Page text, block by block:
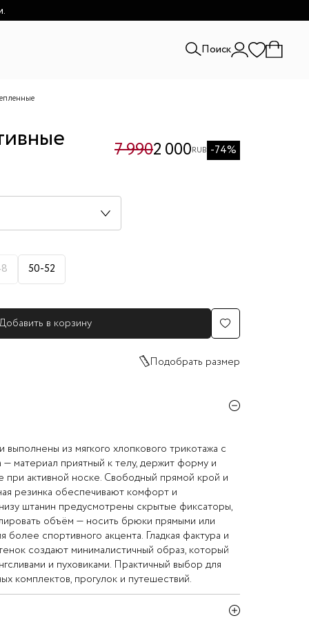
Поиск
7 9902 000RUB -74%
50-52
в корзину
Подобрать размер
из мягкого хлопкового трикотажа с
материал приятный к телу, держит форму и
при активной носке. Свободный прямой крой и
резинка обеспечивают комфорт и
штанин предусмотрены скрытые фиксаторы,
объём — носить брюки прямыми или
более спортивного акцента. Гладкая фактура и
создают минималистичный образ, который
и пуховиками. Практичный выбор для
комплектов, прогулок и путешествий.